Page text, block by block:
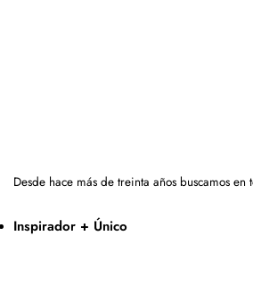
Desde hace más de treinta años buscamos
Inspirador + Único